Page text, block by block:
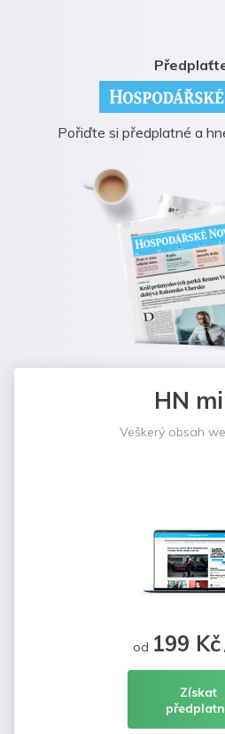
Pořiďte si předplatné a
HN
Veškerý obsah
od 199 Kč
Získat